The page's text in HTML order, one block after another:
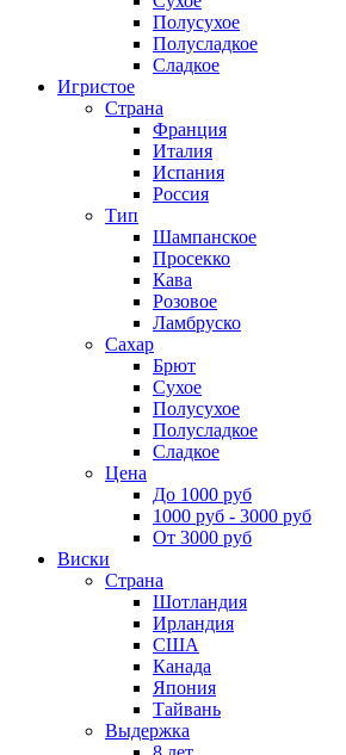
Полусухое
Полусладкое
Сладкое
Игристое
Страна
Франция
Италия
Испания
Россия
Тип
Шампанское
Просекко
Кава
Розовое
Ламбруско
Сахар
Брют
Сухое
Полусухое
Полусладкое
Сладкое
Цена
До 1000 руб
1000 руб - 3000 руб
От 3000 руб
Виски
Страна
Шотландия
Ирландия
США
Канада
Япония
Тайвань
Выдержка